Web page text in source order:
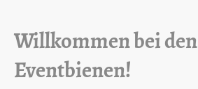
Willkommen bei den
Eventbienen!